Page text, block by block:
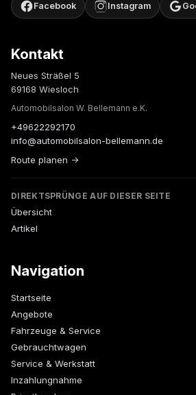
Facebook Instagram
Kontakt
Neues Sträßel 5
69168 Wiesloch
Automobilsalon W. Bellemann e.K.
+49622292170
info@automobilsalon-bellemann.de
Route planen →
DIREKTSPRÜNGE AUF DIESER SEITE
Übersicht
Artikel
Navigation
Startseite
Angebote
Fahrzeuge & Service
Gebrauchtwagen
Service & Werkstatt
Inzahlungnahme